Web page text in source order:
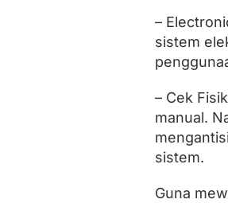
–
sistem
– Cek
manual.
sistem.
Guna